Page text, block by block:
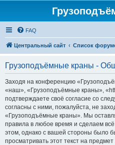
FAQ
Центральный сайт Список
Грузоподъёмные краны -
Заходя на конференцию
«наш», «Грузоподъёмные краны»,
подтверждаете своё согласие со
согласны с ними, пожалуйста, не
«Грузоподъёмные краны». Мы
правила в любое время и сделаем
этом, однако с вашей стороны было
просматривать этот текст на